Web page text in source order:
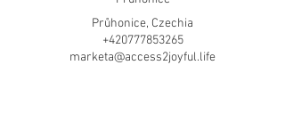
Průhonice, Czechia
+420777853265
marketa@access2joyful.life